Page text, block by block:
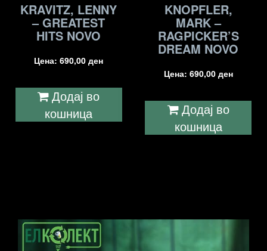
KRAVITZ, LENNY
– GREATEST
HITS NOVO
Цена:690,00ден
Додај во
кошница
KNOPFLER,
MARK –
RAGPICKER’S
DREAM NOVO
Цена: 690,00 ден
Додај во
кошница